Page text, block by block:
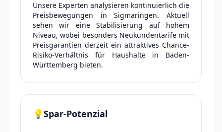
Unsere Experten analysieren kontinuierlich die
Preisbewegungen in Sigmaringen. Aktuell
sehen wir eine Stabilisierung auf hohem
Niveau, wobei besonders Neukundentarife mit
Preisgarantien derzeit ein attraktives Chance-
Risiko-Verhältnis für Haushalte in Baden-
Württemberg bieten.
💡Spar-Potenzial